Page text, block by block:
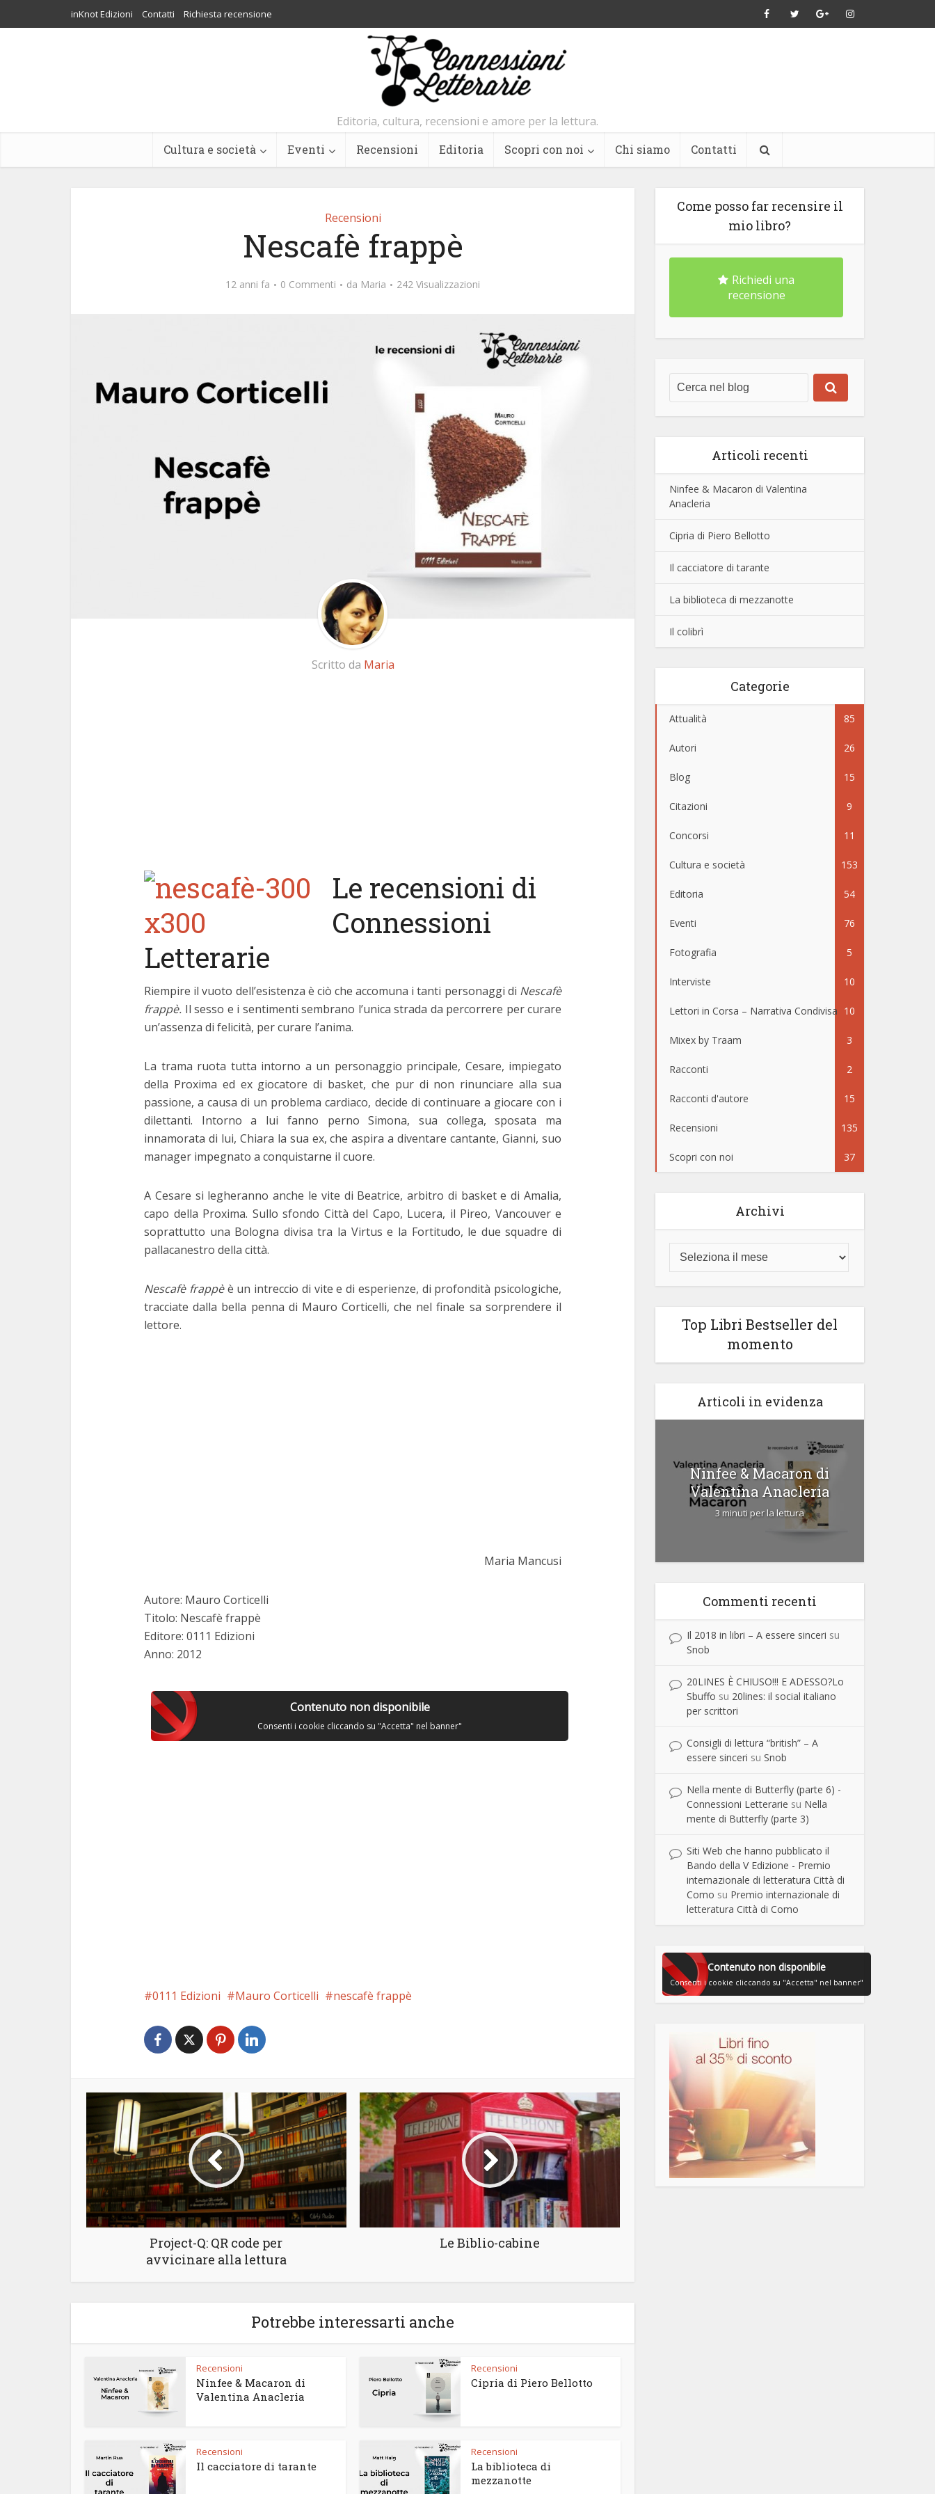
inKnot Edizioni Contatti Richiesta recensione
Editoria, cultura, recensioni e amore per la lettura.
Cultura e società Eventi Recensioni Editoria Scopri con noi Chi siamo Contatti
Recensioni
Nescafè frappè
12 anni fa 0 Commenti da Maria 242 Visualizzazioni
Scritto da Maria
Le recensioni di
Connessioni
Letterarie
Riempire il vuoto dell’esistenza è ciò che accomuna i tanti personaggi di Nescafè
frappè. Il sesso e i sentimenti sembrano l’unica strada da percorrere per curare
un’assenza di felicità, per curare l’anima.
La trama ruota tutta intorno a un personaggio principale, Cesare, impiegato
della Proxima ed ex giocatore di basket, che pur di non rinunciare alla sua
passione, a causa di un problema cardiaco, decide di continuare a giocare con i
dilettanti. Intorno a lui fanno perno Simona, sua collega, sposata ma
innamorata di lui, Chiara la sua ex, che aspira a diventare cantante, Gianni, suo
manager impegnato a conquistarne il cuore.
A Cesare si legheranno anche le vite di Beatrice, arbitro di basket e di Amalia,
capo della Proxima. Sullo sfondo Città del Capo, Lucera, il Pireo, Vancouver e
soprattutto una Bologna divisa tra la Virtus e la Fortitudo, le due squadre di
pallacanestro della città.
Nescafè frappèè un intreccio di vite e di esperienze, di profondità psicologiche,
tracciate dalla bella penna di Mauro Corticelli, che nel finale sa sorprendere il
lettore.
Maria Mancusi
Autore: Mauro Corticelli
Titolo: Nescafè frappè
Editore: 0111 Edizioni
Anno: 2012
Contenuto non disponibile
Consenti i cookie cliccando su "Accetta" nel banner"
0111 Edizioni Mauro Corticelli nescafè frappè
Project-Q: QR code per
avvicinare alla lettura
Le Biblio-cabine
Potrebbe interessarti anche
Recensioni
Ninfee & Macaron di
Valentina Anacleria
Recensioni
Cipria di Piero Bellotto
Recensioni
Il cacciatore di tarante
Recensioni
La biblioteca di
mezzanotte
Come posso far recensire il
mio libro?
Richiedi una
recensione
Articoli recenti
Ninfee & Macaron di Valentina
Anacleria
Cipria di Piero Bellotto
Il cacciatore di tarante
La biblioteca di mezzanotte
Il colibrì
Categorie
Attualità 85
Autori 26
Blog 15
Citazioni 9
Concorsi 11
Cultura e società 153
Editoria 54
Eventi 76
Fotografia 5
Interviste 10
Lettori in Corsa – Narrativa Condivisa 10
Mixex by Traam 3
Racconti 2
Racconti d'autore 15
Recensioni 135
Scopri con noi 37
Archivi
Top Libri Bestseller del
momento
Articoli in evidenza
Ninfee & Macaron di
Valentina Anacleria
3 minuti per la lettura
Commenti recenti
Il 2018 in libri – A essere sinceri su
Snob
20LINES È CHIUSO!!! E ADESSO?Lo
Sbuffo su 20lines: il social italiano
per scrittori
Consigli di lettura “british” – A
essere sinceri su Snob
Nella mente di Butterfly (parte 6) -
Connessioni Letterarie su Nella
mente di Butterfly (parte 3)
Siti Web che hanno pubblicato il
Bando della V Edizione - Premio
internazionale di letteratura Città di
Como su Premio internazionale di
letteratura Città di Como
Contenuto non disponibile
Consenti i cookie cliccando su "Accetta" nel banner"